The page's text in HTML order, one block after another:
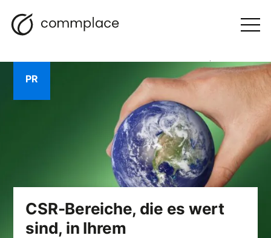
Zum
Inhalt
Navigation
BLOGGEN
CSR-Bereiche, die es wert
sind, in Ihrem
PR